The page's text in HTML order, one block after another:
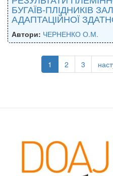
БУГАЇВ-ПЛІДНИКІВ
АДАПТАЦІЙНОЇ
Автори: ЧЕРНЕНКО О.М.
1 2 3